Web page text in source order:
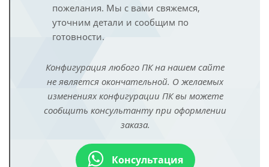
пожелания. Мы с вами свяжемся,
уточним детали и сообщим по
готовности.
Конфигурация любого ПК на нашем сайте
не является окончательной. О желаемых
изменениях конфигурации ПК вы можете
сообщить консультанту при оформлении
заказа.
Консультация